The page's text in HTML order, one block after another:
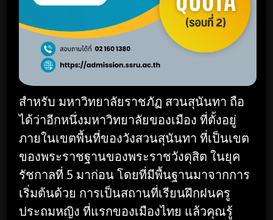
สำหรับ มหาวิทยาลัยราชภัฏ สวนสุนันทา ถือ
ได้ว่าอีกหนึ่งมหาวิทยาลัยของเมือง ที่ตั้งอยู่
ภายในเขตพื้นที่ของวังสวนสุนันทา ที่เป็นเขต
ของพระราชฐานของพระราชวังดุสิต ในยุค
รัชกาลที่ 5 มาก่อน โดยที่มีพื้นฐานมาจากการ
เริ่มต้นด้วย การเป็นสถานที่เรียนฝึกฝนครู
ประถมหญิง ที่แรกของเมืองไทย แล้วคุณรู้